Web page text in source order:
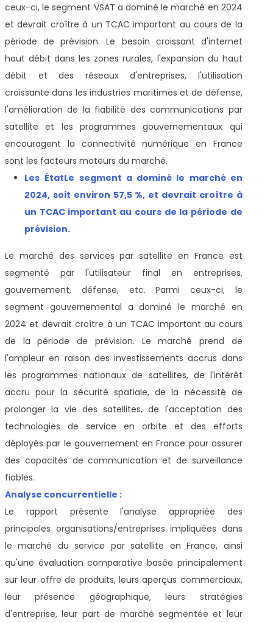
ceux-ci, le segment VSAT a dominé le marché en 2024
et devrait croître à un TCAC important au cours de la
période de prévision. Le besoin croissant d'internet
haut débit dans les zones rurales, l'expansion du haut
débit et des réseaux d'entreprises, l'utilisation
croissante dans les industries maritimes et de défense,
l'amélioration de la fiabilité des communications par
satellite et les programmes gouvernementaux qui
encouragent la connectivité numérique en France
sont les facteurs moteurs du marché.
Les ÉtatLe segment a dominé le marché en
2024, soit environ 57,5 %, et devrait croître à
un TCAC important au cours de la période de
prévision.
Le marché des services par satellite en France est
segmenté par l'utilisateur final en entreprises,
gouvernement, défense, etc. Parmi ceux-ci, le
segment gouvernemental a dominé le marché en
2024 et devrait croître à un TCAC important au cours
de la période de prévision. Le marché prend de
l'ampleur en raison des investissements accrus dans
les programmes nationaux de satellites, de l'intérêt
accru pour la sécurité spatiale, de la nécessité de
prolonger la vie des satellites, de l'acceptation des
technologies de service en orbite et des efforts
déployés par le gouvernement en France pour assurer
des capacités de communication et de surveillance
fiables.
Analyse concurrentielle :
Le rapport présente l'analyse appropriée des
principales organisations/entreprises impliquées dans
le marché du service par satellite en France, ainsi
qu'une évaluation comparative basée principalement
sur leur offre de produits, leurs aperçus commerciaux,
leur présence géographique, leurs stratégies
d'entreprise, leur part de marché segmentée et leur